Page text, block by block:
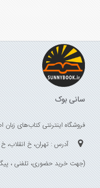
سانی بوک
فروشگاه اینترنتی کتاب‌های زبان
آدرس : تهران، خ انقلاب، خ
(جهت خرید حضوری، تلفنی ، پیگیری سفارشات